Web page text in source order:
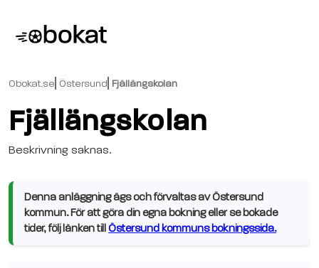
Obokat.se Östersund Fjällängskolan
Fjällängskolan
Beskrivning saknas.
Denna anläggning ägs och förvaltas av Östersund
kommun. För att göra din egna bokning eller se bokade
tider, följ länken till Östersund kommuns bokningssida.